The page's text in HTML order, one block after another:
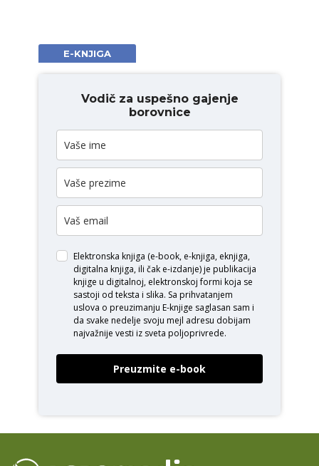
E-KNJIGA
Vodič za uspešno gajenje
borovnice
Elektronska knjiga (e-book, e-knjiga, eknjiga,
digitalna knjiga, ili čak e-izdanje) je publikacija
knjige u digitalnoj, elektronskoj formi koja se
sastoji od teksta i slika. Sa prihvatanjem
uslova o preuzimanju E-knjige saglasan sam i
da svake nedelje svoju mejl adresu dobijam
najvažnije vesti iz sveta poljoprivrede.
Preuzmite e-book